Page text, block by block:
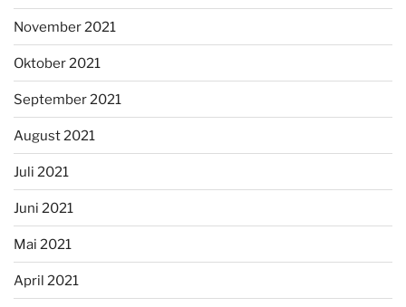
November 2021
Oktober 2021
September 2021
August 2021
Juli 2021
Juni 2021
Mai 2021
April 2021